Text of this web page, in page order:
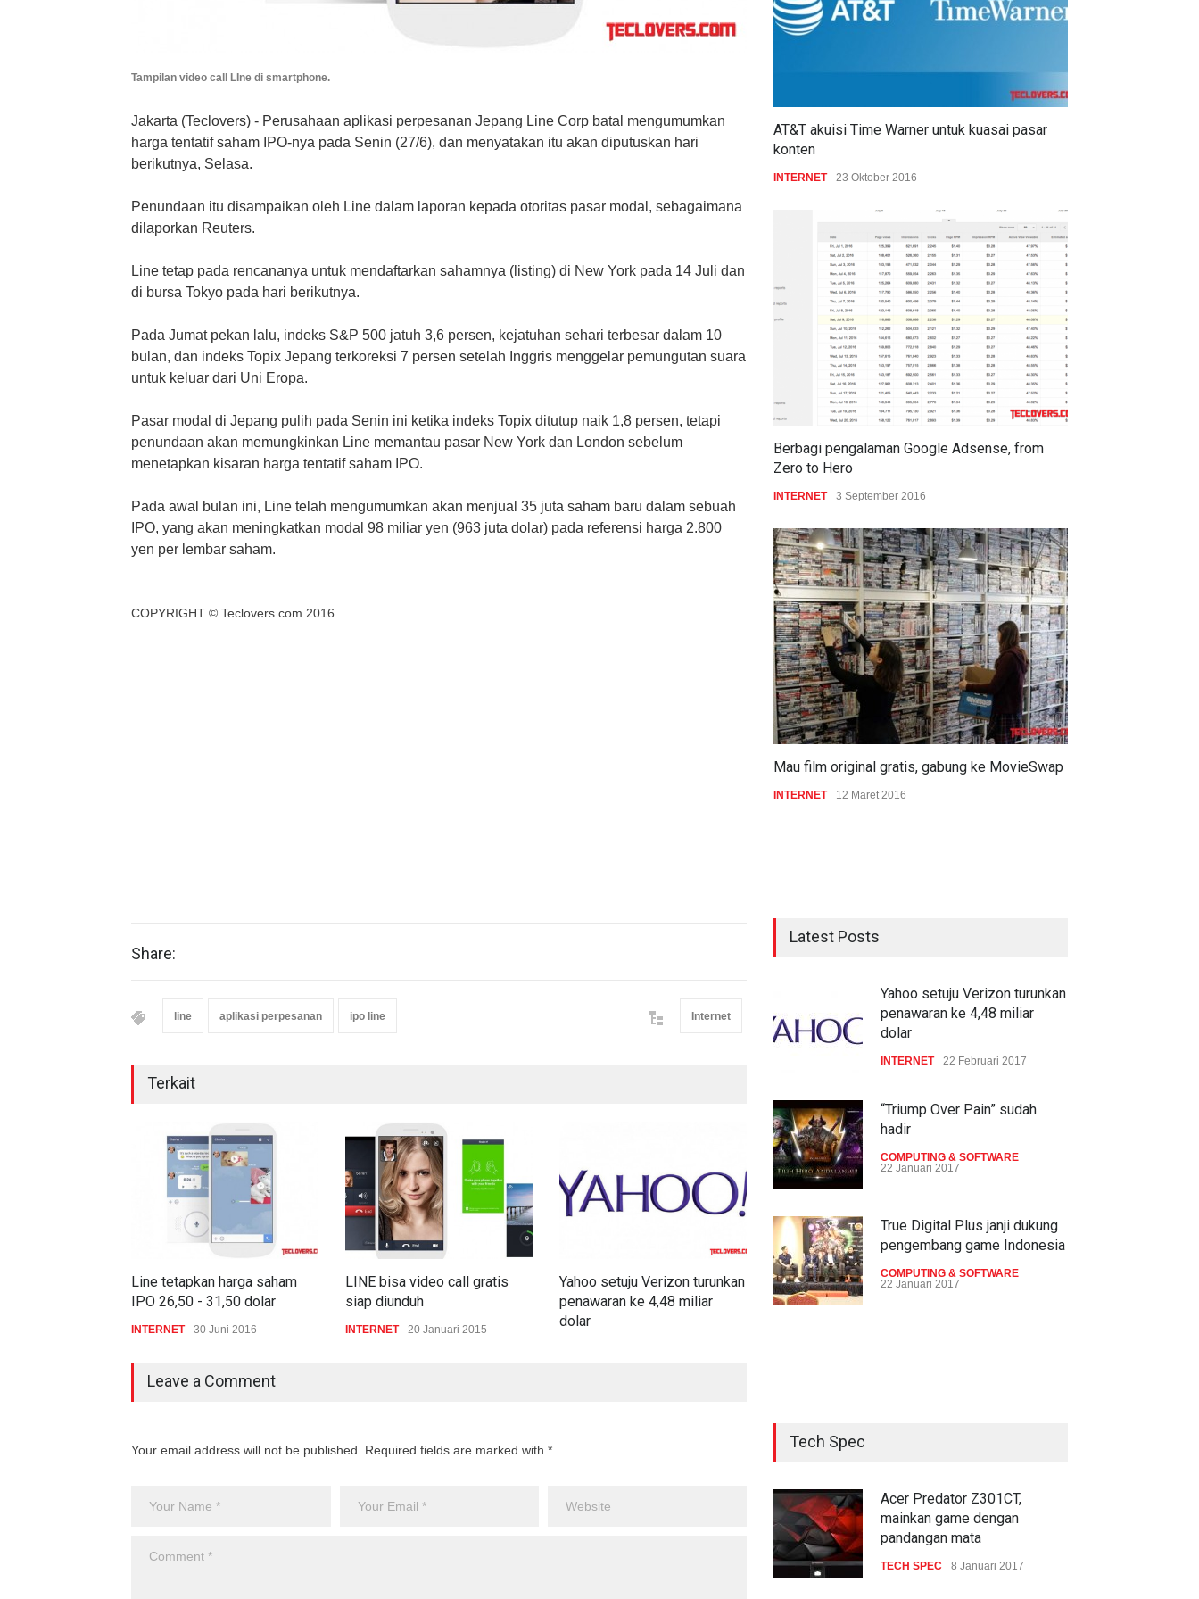
Tampilan video call LIne di smartphone.
Jakarta (Teclovers) - Perusahaan aplikasi perpesanan Jepang Line Corp batal mengumumkan
harga tentatif saham IPO-nya pada Senin (27/6), dan menyatakan itu akan diputuskan hari
berikutnya, Selasa.
Penundaan itu disampaikan oleh Line dalam laporan kepada otoritas pasar modal, sebagaimana
dilaporkan Reuters.
Line tetap pada rencananya untuk mendaftarkan sahamnya (listing) di New York pada 14 Juli dan
di bursa Tokyo pada hari berikutnya.
Pada Jumat pekan lalu, indeks S&P 500 jatuh 3,6 persen, kejatuhan sehari terbesar dalam 10
bulan, dan indeks Topix Jepang terkoreksi 7 persen setelah Inggris menggelar pemungutan suara
untuk keluar dari Uni Eropa.
Pasar modal di Jepang pulih pada Senin ini ketika indeks Topix ditutup naik 1,8 persen, tetapi
penundaan akan memungkinkan Line memantau pasar New York dan London sebelum
menetapkan kisaran harga tentatif saham IPO.
Pada awal bulan ini, Line telah mengumumkan akan menjual 35 juta saham baru dalam sebuah
IPO, yang akan meningkatkan modal 98 miliar yen (963 juta dolar) pada referensi harga 2.800
yen per lembar saham.
COPYRIGHT © Teclovers.com 2016
Share:
line aplikasi perpesanan ipo line Internet
Terkait
Line tetapkan harga saham
IPO 26,50 - 31,50 dolar
INTERNET 30 Juni 2016
LINE bisa video call gratis
siap diunduh
INTERNET 20 Januari 2015
Yahoo setuju Verizon turunkan
penawaran ke 4,48 miliar
dolar
Linksys rilis tiga router Wi-Fi
terbaru
Lebih 60 persen pebelanja
Leave a Comment
Your email address will not be published. Required fields are marked with *
AT&T akuisi Time Warner untuk kuasai pasar
konten
INTERNET 23 Oktober 2016
Berbagi pengalaman Google Adsense, from
Zero to Hero
INTERNET 3 September 2016
Mau film original gratis, gabung ke MovieSwap
INTERNET 12 Maret 2016
Latest Posts
Yahoo setuju Verizon turunkan
penawaran ke 4,48 miliar
dolar
INTERNET 22 Februari 2017
“Triump Over Pain” sudah
hadir
COMPUTING & SOFTWARE
22 Januari 2017
True Digital Plus janji dukung
pengembang game Indonesia
COMPUTING & SOFTWARE
22 Januari 2017
pandangan mata
TECH SPEC 8 Januari 2017
Trend Micro prediksi
Tech Spec
Acer Predator Z301CT,
mainkan game dengan
pandangan mata
TECH SPEC 8 Januari 2017